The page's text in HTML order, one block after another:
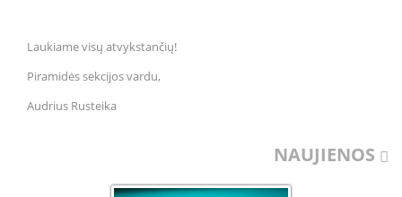
Laukiame visų atvykstančių!
Piramidės sekcijos vardu,
Audrius Rusteika
NAUJIENOS